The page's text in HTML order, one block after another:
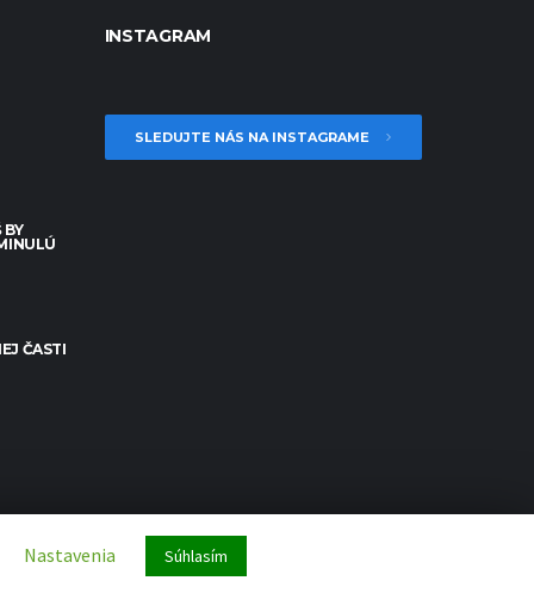
BY
ČASTI
INSTAGRAM
SLEDUJTE NÁS NA INSTAGRAME
Nastavenia Súhlasím